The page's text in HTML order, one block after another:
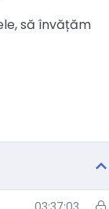
să învățăm